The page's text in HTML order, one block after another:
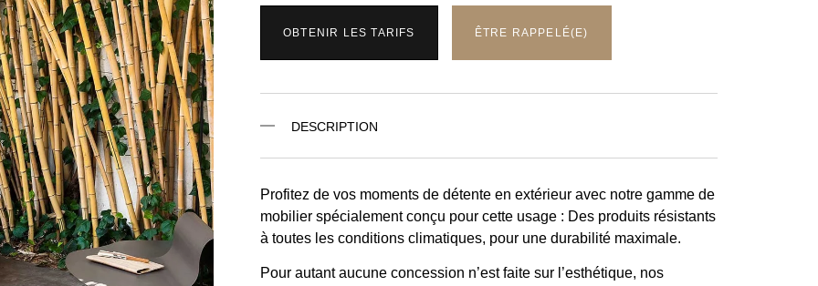
OBTENIR LES TARIFS ÊTRE RAPPELÉ(E)
DESCRIPTION
Profitez de vos moments de détente en extérieur avec notre gamme de
mobilier spécialement conçu pour cette usage : Des produits résistants
à toutes les conditions climatiques, pour une durabilité maximale.
Pour autant aucune concession n’est faite sur l’esthétique, nos